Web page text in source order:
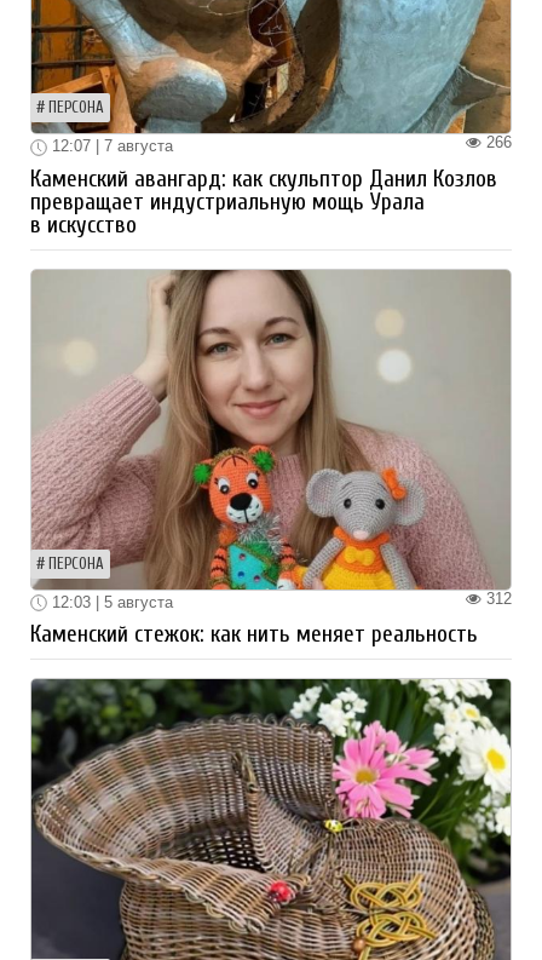
ПЕРСОНА
266
12:07 | 7 августа
Каменский авангард: как скульптор Данил Козлов
превращает индустриальную мощь Урала
в искусство
ПЕРСОНА
312
12:03 | 5 августа
Каменский стежок: как нить меняет реальность